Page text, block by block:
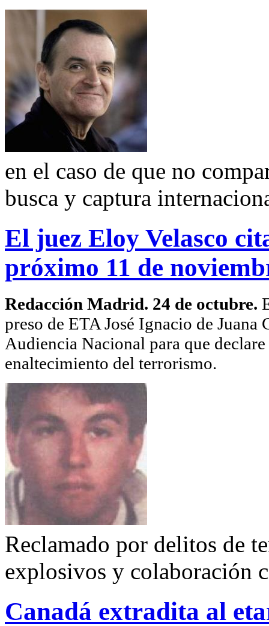
en el caso de que no
busca y captura
El juez Eloy Velasco
próximo 11 de
Redacción Madrid. 24 de octubre.
preso de ETA José Ignacio de
Audiencia Nacional para que
enaltecimiento del terrorismo.
Reclamado por delitos de
explosivos y colaboración
Canadá extradita al